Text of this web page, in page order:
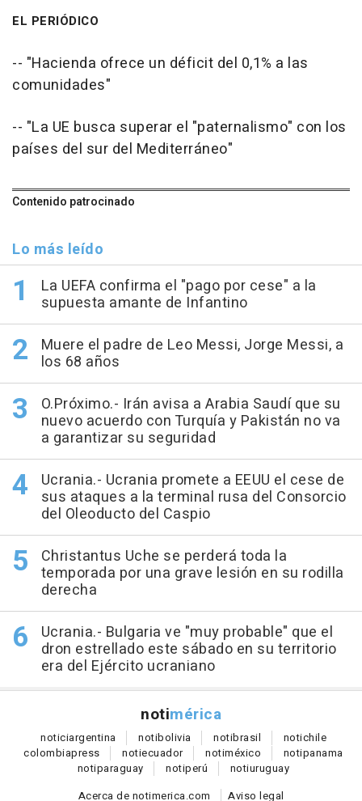
EL PERIÓDICO
-- "Hacienda ofrece un déficit del 0,1% a las
comunidades"
-- "La UE busca superar el "paternalismo" con los
países del sur del Mediterráneo"
Contenido patrocinado
Lo más leído
La UEFA confirma el "pago por cese" a la
supuesta amante de Infantino
Muere el padre de Leo Messi, Jorge Messi, a
los 68 años
O.Próximo.- Irán avisa a Arabia Saudí que su
nuevo acuerdo con Turquía y Pakistán no va
a garantizar su seguridad
Ucrania.- Ucrania promete a EEUU el cese de
sus ataques a la terminal rusa del Consorcio
del Oleoducto del Caspio
Christantus Uche se perderá toda la
temporada por una grave lesión en su rodilla
derecha
Ucrania.- Bulgaria ve "muy probable" que el
dron estrellado este sábado en su territorio
era del Ejército ucraniano
notimérica
noticiargentina notibolivia notibrasil notichile
colombiapress notiecuador notiméxico notipanama
notiparaguay notiperú notiuruguay
Acerca de notimerica.com
Aviso legal